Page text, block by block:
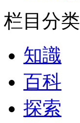
栏目分类
知識
百科
探索